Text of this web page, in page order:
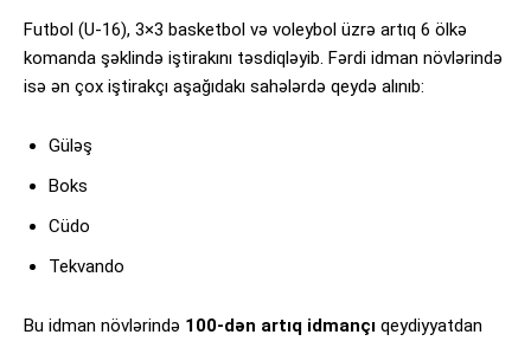
Futbol (U-16), 3×3 basketbol və voleybol üzrə artıq 6 ölkə
komanda şəklində iştirakını təsdiqləyib. Fərdi idman növlərində
isə ən çox iştirakçı aşağıdakı sahələrdə qeydə alınıb:
Güləş
Boks
Cüdo
Tekvando
Bu idman növlərində 100-dən artıq idmançı qeydiyyatdan